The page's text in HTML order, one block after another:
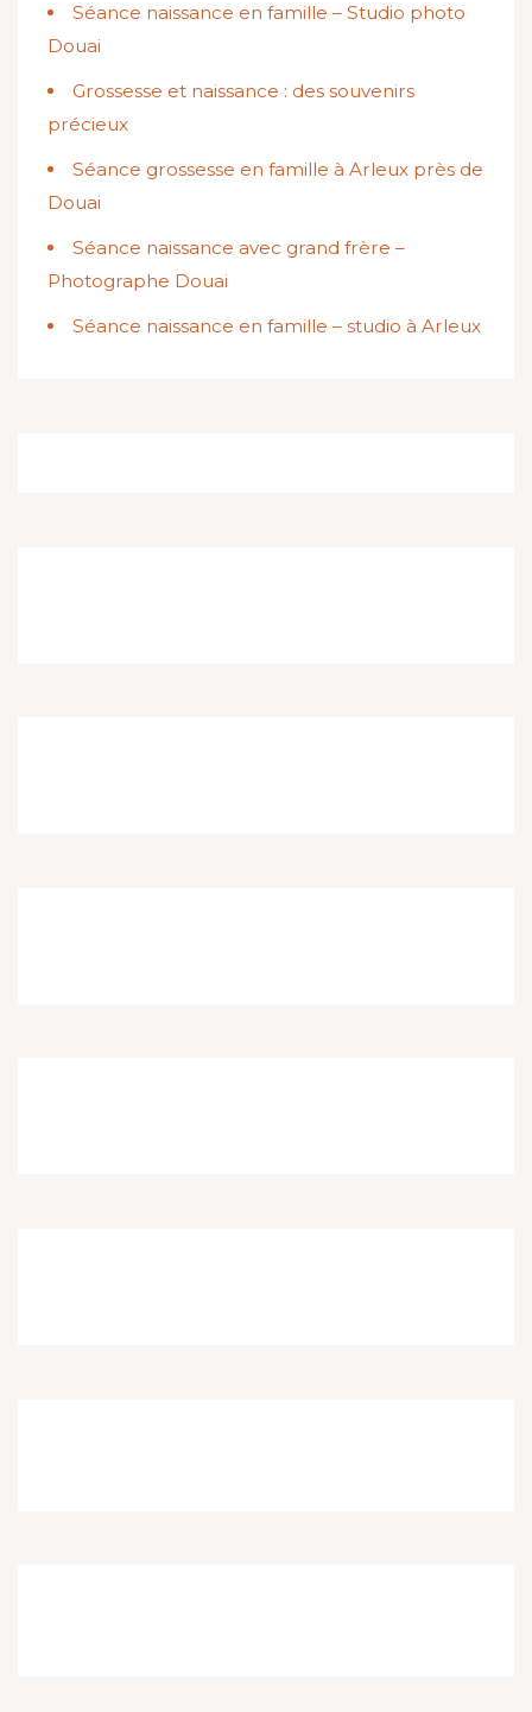
Séance naissance en famille – Studio photo
Douai
Grossesse et naissance : des souvenirs
précieux
Séance grossesse en famille à Arleux près de
Douai
Séance naissance avec grand frère –
Photographe Douai
Séance naissance en famille – studio à Arleux